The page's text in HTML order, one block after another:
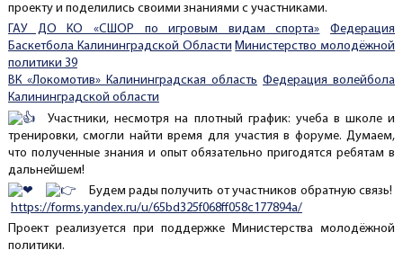
проекту и поделились своими знаниями с участниками.
ГАУ ДО КО «СШОР по игровым видам спорта»
Федерация
Баскетбола Калининградской Области Министерство молодёжной
политики 39
ВК «Локомотив» Калининградская область Федерация волейбола
Калининградской области
Участники, несмотря на плотный график: учеба в школе и
тренировки, смогли найти время для участия в форуме. Думаем,
что полученные знания и опыт обязательно пригодятся ребятам в
дальнейшем!
Будем рады получить от участников обратную связь!
https://forms.yandex.ru/u/65bd325f068ff058c177894a/
Проект реализуется при поддержке Министерства молодёжной
политики.